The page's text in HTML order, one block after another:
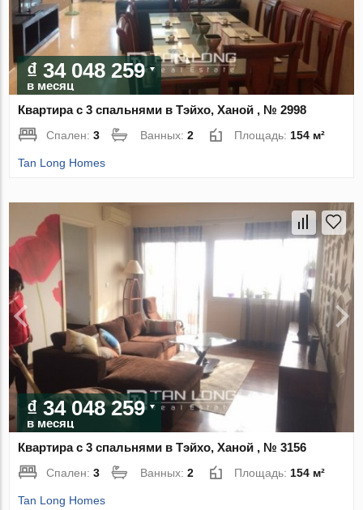
₫ 34 048 259
в месяц
Квартира с 3 спальнями в Тэйхо, Ханой , № 2998
Спален:3 Ванных:2 Площадь: 154 м²
Tan Long Homes
₫ 34 048 259
в месяц
Квартира с 3 спальнями в Тэйхо, Ханой , № 3156
Спален:3 Ванных:2 Площадь: 154 м²
Tan Long Homes